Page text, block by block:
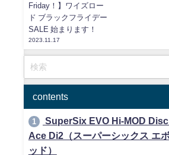
Friday！】ワイズロー
ド ブラックフライデー
SALE 始まります！
2023.11.17
contents
1
SuperSix EVO Hi-MOD
Ace Di2（スーパーシックス エ
ッド）